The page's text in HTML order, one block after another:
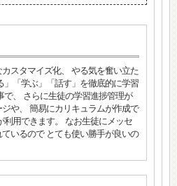
スタマイズ化、 やる気を奮い立た
」「学ぶ」「話す」を徹底的に学習
で、 さらに生徒の学習進捗管理が
や、 簡易にカリキュラムが作成で
利用できます。 なお生徒にメッセ
いるので とても使い勝手が良いの